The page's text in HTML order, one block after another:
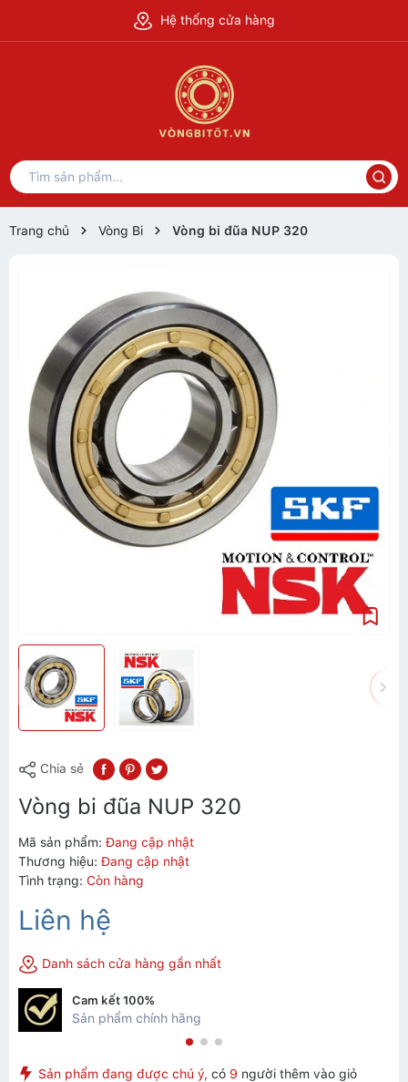
Hệ thống cửa hàng
Trang chủ Vòng Bi Vòng bi đũa NUP 320
Chia sẻ
Vòng bi đũa NUP 320
Mã sản phẩm: Đang cập nhật
Thương hiệu: Đang cập nhật
Tình trạng: Còn hàng
Liên hệ
Danh sách cửa hàng gần nhất
Cam kết 100%
Sản phẩm chính hãng
Sản phẩm đang được chú ý, có 9 người thêm vào giỏ